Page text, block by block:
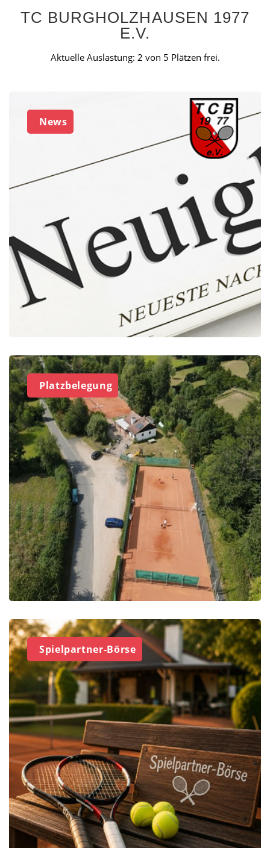
TC BURGHOLZHAUSEN 1977
E.V.
Aktuelle Auslastung: 2 von 5 Plätzen frei.
News
Platzbelegung
Spielpartner-Börse